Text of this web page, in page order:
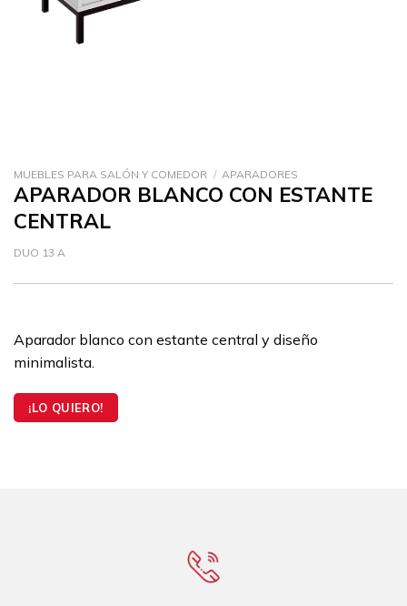
MUEBLES PARA SALÓN Y COMEDOR / APARADORES
APARADOR BLANCO CON ESTANTE
CENTRAL
DUO 13 A
Aparador blanco con estante central y diseño
minimalista.
¡LO QUIERO!